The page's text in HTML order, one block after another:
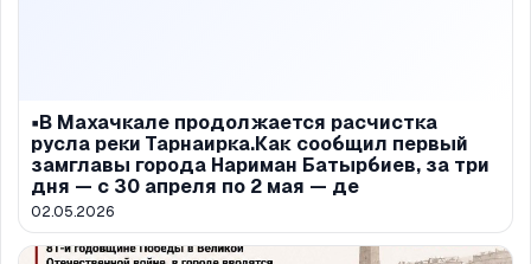
▪️В Махачкале продолжается расчистка
русла реки Тарнаирка.Как сообщил первый
замглавы города Нариман Батырбиев, за три
дня — с 30 апреля по 2 мая — де
02.05.2026